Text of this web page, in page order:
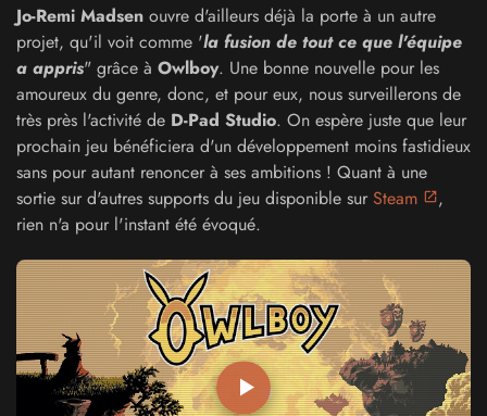
Jo-Remi Madsen ouvre d'ailleurs déjà la porte à un autre
projet, qu'il voit comme 'la fusion de tout ce que l'équipe
a appris" grâce à Owlboy. Une bonne nouvelle pour les
amoureux du genre, donc, et pour eux, nous surveillerons de
très près l'activité de D-Pad Studio. On espère juste que leur
prochain jeu bénéficiera d'un développement moins fastidieux
sans pour autant renoncer à ses ambitions ! Quant à une
sortie sur d'autres supports du jeu disponible sur Steam
,
rien n'a pour l'instant été évoqué.